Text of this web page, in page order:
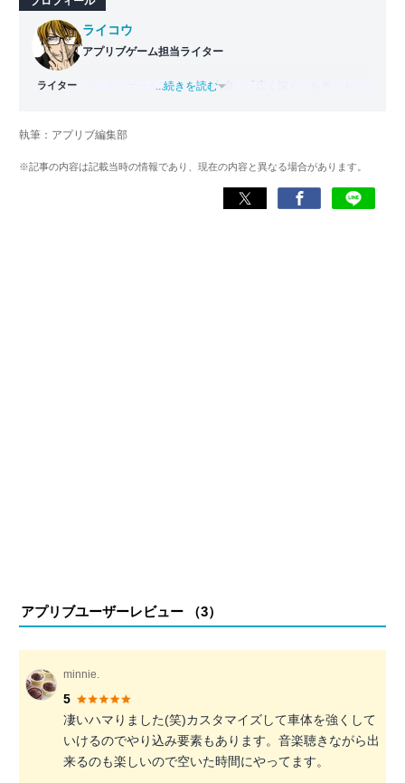
ライター
ライコウ
アプリブゲーム担当ライター
バンタンゲームアカデミー 出身。「広く深く」をモットー
ゲームだけでも1,000本以上。ゲーム開発者を目指した経験
くして面白さを引き出し、人々に伝えるためゲームライタ
...続きを読む
執筆：アプリブ編集部
※記事の内容は記載当時の情報であり、現在の内容と異なる場合があります。
アプリブユーザーレビュー （3）
minnie.
5
凄いハマりました(笑)カスタマイズして車体を強くして
いけるのでやり込み要素もあります。音楽聴きながら出
来るのも楽しいので空いた時間にやってます。